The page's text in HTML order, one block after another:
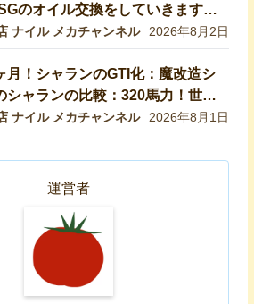
のオイル交換をしていきます！
理】
ナイル メカチャンネル 2026年8月2日
月！シャランのGTI化：魔改造シ
シャランの比較：320馬力！世界
をVW専門店が生み出したので紹
ナイル メカチャンネル 2026年8月1日
運営者